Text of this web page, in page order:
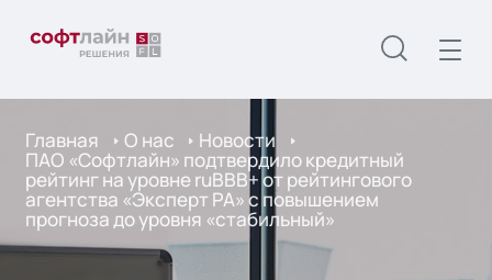
Главная О нас Новости
ПАО «Софтлайн» подтвердило кредитный
рейтинг на уровне ruBBB+ от рейтингового
агентства «Эксперт РА» с повышением
прогноза до уровня «стабильный»